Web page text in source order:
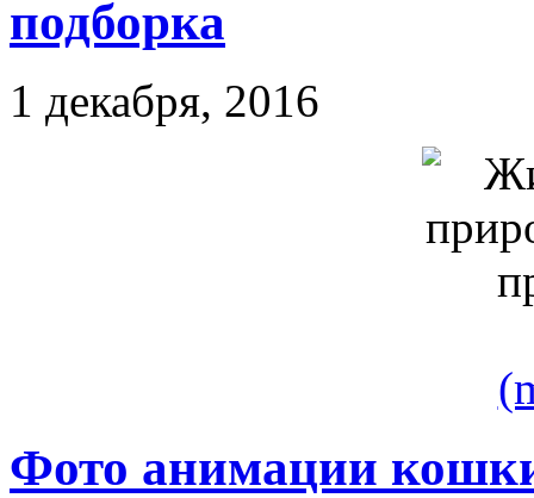
подборка
1 декабря, 2016
Фото анимации